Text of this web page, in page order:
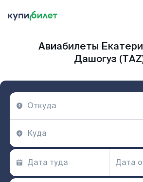
Авиабилеты
Дашогуз